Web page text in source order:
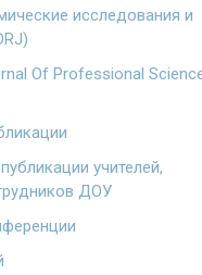
исследования и
Of Professional
учителей,
ДОУ